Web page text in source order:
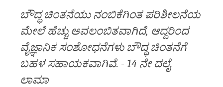
ಬೌದ್ಧ ಚಿಂತನೆಯು ನಂಬಿಕೆಗಿಂತ ಪರಿಶೀಲನೆಯ
ಮೇಲೆ ಹೆಚ್ಚು ಅವಲಂಬಿತವಾಗಿದೆ, ಆದ್ದರಿಂದ
ವೈಜ್ಞಾನಿಕ ಸಂಶೋಧನೆಗಳು ಬೌದ್ಧ ಚಿಂತನೆಗೆ
ಬಹಳ ಸಹಾಯಕವಾಗಿವೆ. - 14 ನೇ ದಲೈ
ಲಾಮಾ